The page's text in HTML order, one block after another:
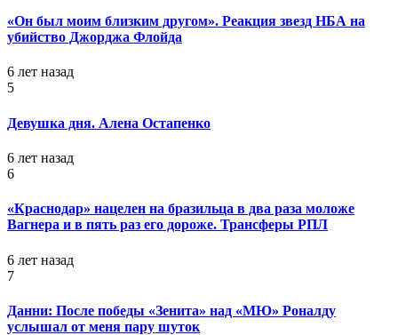
«Он был моим близким другом». Реакция звезд НБА на
убийство Джорджа Флойда
6 лет назад
5
Девушка дня. Алена Остапенко
6 лет назад
6
«Краснодар» нацелен на бразильца в два раза моложе
Вагнера и в пять раз его дороже. Трансферы РПЛ
6 лет назад
7
Данни: После победы «Зенита» над «МЮ» Роналду
услышал от меня пару шуток